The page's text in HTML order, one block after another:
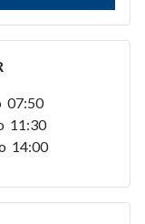
07:50
11:30
14:00